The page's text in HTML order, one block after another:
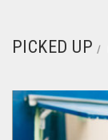
PICKED UP